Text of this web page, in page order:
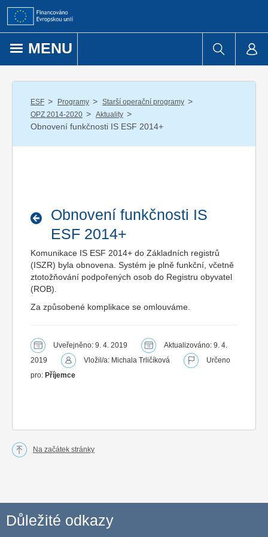
Přejít k obsahu
MENU
ESF / Programy / Starší operační programy /
OPZ 2014-2020 / Aktuality /
Obnovení funkčnosti IS ESF 2014+
Obnovení funkčnosti IS
ESF 2014+
Komunikace IS ESF 2014+ do Základních registrů
(ISZR) byla obnovena. Systém je plně funkční, včetně
ztotožňování podpořených osob do Registru obyvatel
(ROB).
Za způsobené komplikace se omlouváme.
Uveřejněno: 9. 4. 2019
Aktualizováno: 9. 4.
2019
Vložil/a: Michala Trličíková
Určeno
pro: Příjemce
Na začátek stránky
Důležité odkazy